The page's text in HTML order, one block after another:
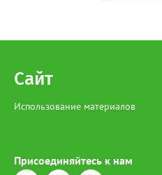
Отдельный тренд — рост оплаты
175 тыс. рублей (+5% к прошлому
Сайт
Использование материалов
Присоединяйтесь к нам